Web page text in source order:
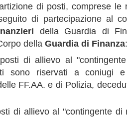
di posti, comprese le
di partecipazione al
della Guardia di
della Guardia di Finanza:
di allievo al
sono riservati a coniugi
FF.AA. e di Polizia,
di allievo al "contingente di